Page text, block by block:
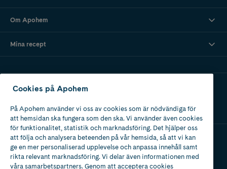
Om Apohem
Mina recept
Ladda ner vår app
Apotek med tillstånd
av Läkemedelsverket
Cookies på Apohem
På Apohem använder vi oss av cookies som är nödvändiga för
att hemsidan ska fungera som den ska. Vi använder även cookies
för funktionalitet, statistik och marknadsföring. Det hjälper oss
att följa och analysera beteenden på vår hemsida, så att vi kan
ge en mer personaliserad upplevelse och anpassa innehåll samt
rikta relevant marknadsföring. Vi delar även informationen med
våra samarbetspartners. Genom att acceptera cookies